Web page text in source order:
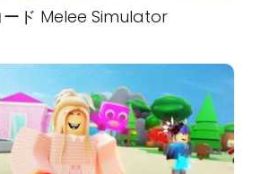
ード Melee Simulator